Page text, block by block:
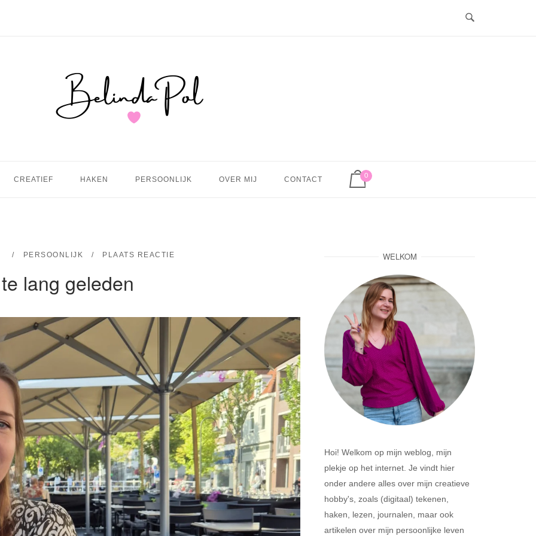
CREATIEF HAKEN PERSOONLIJK OVER MIJ CONTACT
Winkelwagen bekijken
0
PERSOONLIJK PLAATS REACTIE
lang geleden
WELKOM
Hoi! Welkom op mijn weblog, mijn
plekje op het internet. Je vindt hier
onder andere alles over mijn creatieve
hobby's, zoals (digitaal) tekenen,
haken, lezen, journalen, maar ook
artikelen over mijn persoonlijke leven